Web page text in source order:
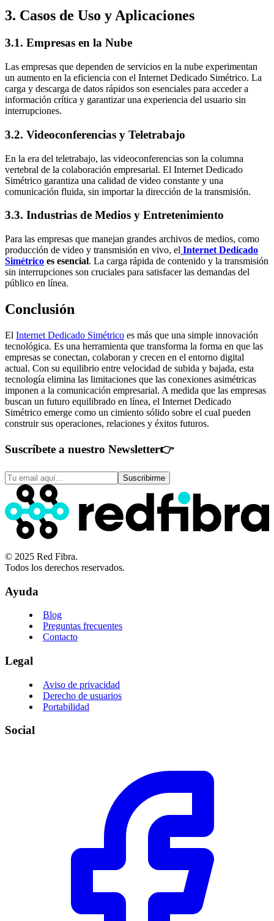
3. Casos de Uso y Aplicaciones
3.1. Empresas en la Nube
Las empresas que dependen de servicios en la nube experimentan
un aumento en la eficiencia con el Internet Dedicado Simétrico. La
carga y descarga de datos rápidos son esenciales para acceder a
información crítica y garantizar una experiencia del usuario sin
interrupciones.
3.2. Videoconferencias y Teletrabajo
En la era del teletrabajo, las videoconferencias son la columna
vertebral de la colaboración empresarial. El Internet Dedicado
Simétrico garantiza una calidad de video constante y una
comunicación fluida, sin importar la dirección de la transmisión.
3.3. Industrias de Medios y Entretenimiento
Para las empresas que manejan grandes archivos de medios, como
producción de video y transmisión en vivo, el Internet Dedicado
Simétrico es esencial. La carga rápida de contenido y la transmisión
sin interrupciones son cruciales para satisfacer las demandas del
público en línea.
Conclusión
El Internet Dedicado Simétrico es más que una simple innovación
tecnológica. Es una herramienta que transforma la forma en que las
empresas se conectan, colaboran y crecen en el entorno digital
actual. Con su equilibrio entre velocidad de subida y bajada, esta
tecnología elimina las limitaciones que las conexiones asimétricas
imponen a la comunicación empresarial. A medida que las empresas
buscan un futuro equilibrado en línea, el Internet Dedicado
Simétrico emerge como un cimiento sólido sobre el cual pueden
construir sus operaciones, relaciones y éxitos futuros.
Suscríbete a nuestro Newsletter👉
Suscribirme
© 2025 Red Fibra.
Todos los derechos reservados.
Ayuda
Blog
Preguntas frecuentes
Contacto
Legal
Aviso de privacidad
Derecho de usuarios
Portabilidad
Social